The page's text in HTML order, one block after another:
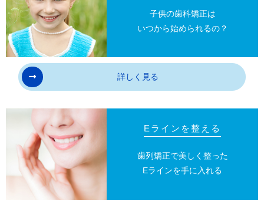
能性があります。加齢や歯周病等により歯を支え
ている骨がやせると噛み合わせや歯並びが変化す
ることがあります。その場合、再治療等が必要に
なることがあります。
18
矯正歯科治療は、一度始めると元の状態に戻
薬機法において承認されていない
医療機器について
「マウスピース型カスタムメイド
子供の歯科矯正は
いつから始められるの？
詳しく見る
Eラインを整える
歯列矯正で美しく整った
Eラインを手に入れる